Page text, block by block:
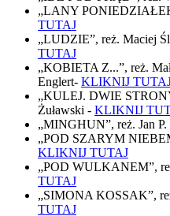
„LANY
TUTAJ
„LUDZIE”, reż. Maciej
TUTAJ
„KOBIETA Z...”, reż.
Englert- KLIKNIJ
„KULEJ. DWIE
Żuławski - KLIKNIJ
„MINGHUN”, reż. Jan
„POD SZARYM
KLIKNIJ TUTAJ
„POD WULKANEM”,
TUTAJ
„SIMONA KOSSAK”,
TUTAJ